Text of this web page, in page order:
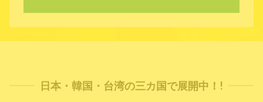
日本・韓国・台湾の三カ国で展開中！!